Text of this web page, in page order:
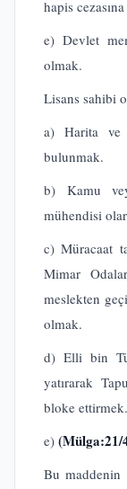
hapis
e) Devlet
olmak.
Lisans sahibi
a) Harita ve
bulunmak.
b) Kamu
mühendisi
c) Müracaat
Mimar
meslekten
olmak.
d) Elli bin
yatırarak
bloke ettirmek.
e) (Mülga:21/
Bu maddenin